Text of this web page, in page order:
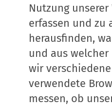
Nutzung
erfassen und zu
herausfinden,
und aus welcher
wir verschiedene
verwendete
messen, ob